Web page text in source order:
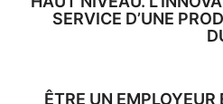
SERVICE D’UNE
ÊTRE UN EMPLOYEUR